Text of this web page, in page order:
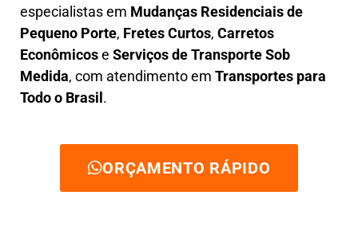
especialistas em Mudanças Residenciais de
Pequeno Porte, Fretes Curtos, Carretos
Econômicose Serviços de Transporte Sob
Medida, com atendimento em Transportes para
Todo o Brasil .
ORÇAMENTO RÁPIDO